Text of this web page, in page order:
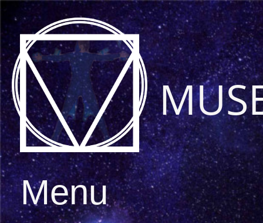
Menu